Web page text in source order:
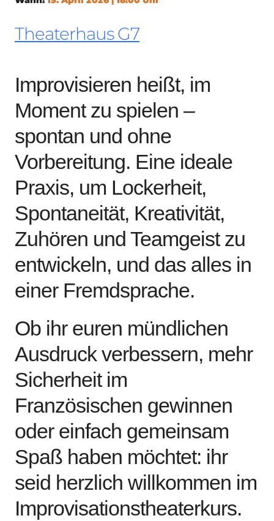
Theaterhaus G7
Improvisieren heißt, im
Moment zu spielen –
spontan und ohne
Vorbereitung. Eine ideale
Praxis, um Lockerheit,
Spontaneität, Kreativität,
Zuhören und Teamgeist zu
entwickeln, und das alles in
einer Fremdsprache.
Ob ihr euren mündlichen
Ausdruck verbessern, mehr
Sicherheit im
Französischen gewinnen
oder einfach gemeinsam
Spaß haben möchtet: ihr
seid herzlich willkommen im
Improvisationstheaterkurs.